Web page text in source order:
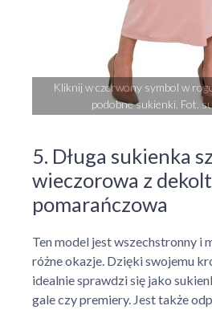
Kliknij w czerwony symbol w
podobne sukienki. Fot.
5. Długa sukienka
wieczorowa z
pomarańczowa
Ten model jest wszechstronny i
różne okazje. Dzięki swojemu
idealnie sprawdzi się jako
gale czy premiery. Jest także